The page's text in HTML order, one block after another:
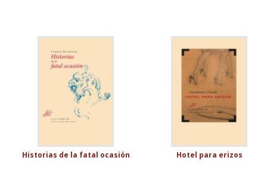
Historias de la fatal ocasión Hotel para erizos